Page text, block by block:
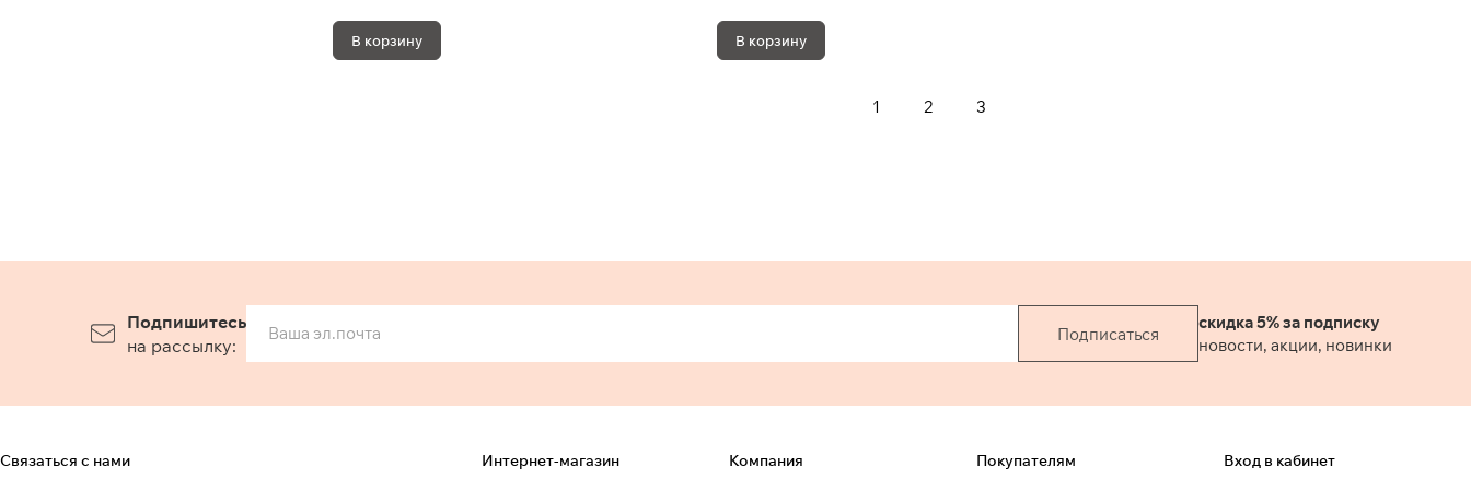
В корзину В корзину
1 2 3
Подпишитесь
на рассылку:
Подписаться
скидка 5% за подписку
новости, акции, новинки
Связаться с нами Интернет-магазин Компания Покупателям Вход в кабинет